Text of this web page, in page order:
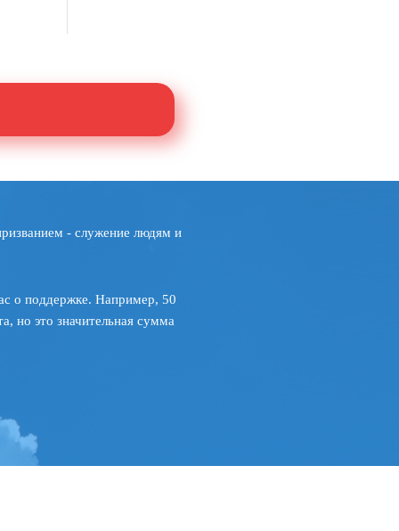
- служение людям и
о поддержке. Например, 50
но это значительная сумма